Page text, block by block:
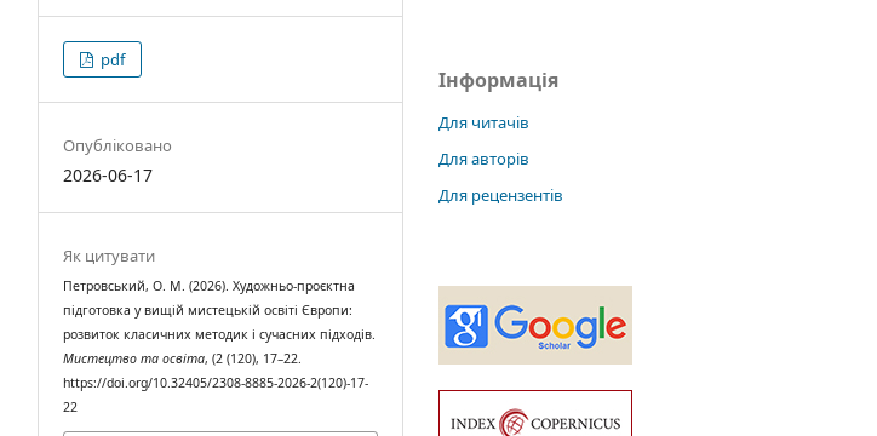
pdf
Опубліковано
2026-06-17
Як цитувати
Петровський, О. М. (2026). Художньо-проєктна
підготовка у вищій мистецькій освіті Європи:
розвиток класичних методик і сучасних підходів.
Мистецтво та освіта, (2 (120), 17–22.
https://doi.org/10.32405/2308-8885-2026-2(120)-17-
22
Інформація
Для читачів
Для авторів
Для рецензентів